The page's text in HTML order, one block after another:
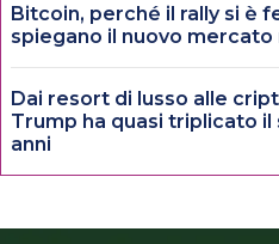
Bitcoin, perché il rally si è
spiegano il nuovo mercato
Dai resort di lusso alle
Trump ha quasi triplicato
anni